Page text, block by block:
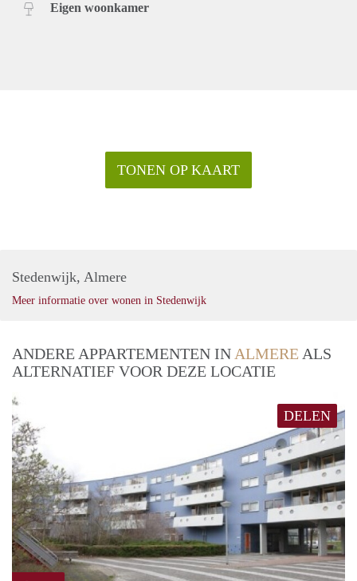
Eigen woonkamer
TONEN OP KAART
Stedenwijk, Almere
Meer informatie over wonen in Stedenwijk
ANDERE APPARTEMENTEN IN ALMERE ALS
ALTERNATIEF VOOR DEZE LOCATIE
DELEN